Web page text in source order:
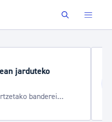
Buscar
Aste Nagusia 2026
Trafiko mozketak eta garraio
bereziak